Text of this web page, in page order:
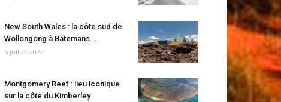
New South Wales : la côte sud de
Wollongong à Batemans...
6 juillet 2022
Montgomery Reef : lieu iconique
sur la côte du Kimberley